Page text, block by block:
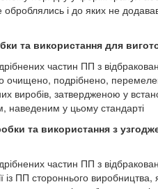
оброблялись і до яких не
та використання для
частин ПП з
очищено, подрібнено,
виробів, затвердженою у
наведеним у цьому стандарті
та використання з
частин ПП з
із ПП стороннього